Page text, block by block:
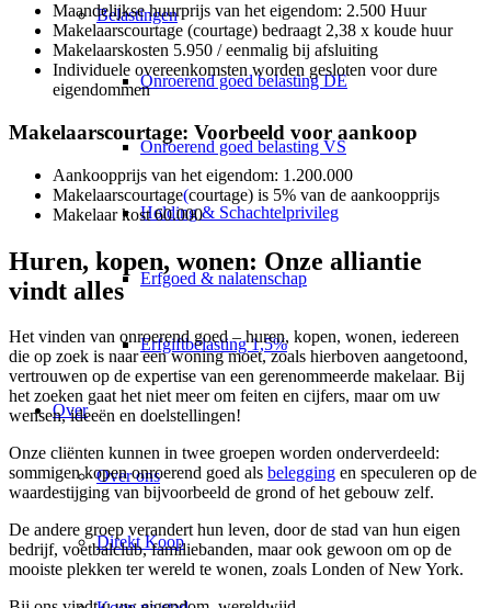
Belastingen
Onroerend goed belasting DE
Onroerend goed belasting VS
Holding & Schachtelprivileg
Erfgoed & nalatenschap
Erfgiftbelasting 1,5%
Over
Over ons
Direkt Koop
Maandelijkse huurprijs van het eigendom: 2.500 Huur
Makelaarscourtage (courtage) bedraagt 2,38 x koude huur
Makelaarskosten 5.950 / eenmalig bij afsluiting
Individuele overeenkomsten worden gesloten voor dure
eigendommen
Makelaarscourtage: Voorbeeld voor aankoop
Aankoopprijs van het eigendom: 1.200.000
Makelaarscourtage(courtage) is 5% van de aankoopprijs
Makelaar kost 60.000
Huren, kopen, wonen: Onze alliantie
vindt alles
Het vinden van onroerend goed – huren, kopen, wonen, iedereen
die op zoek is naar een woning moet, zoals hierboven aangetoond,
vertrouwen op de expertise van een gerenommeerde makelaar. Bij
het zoeken gaat het niet meer om feiten en cijfers, maar om uw
wensen, ideeën en doelstellingen!
Onze cliënten kunnen in twee groepen worden onderverdeeld:
sommigen kopen onroerend goed als belegging en speculeren op de
waardestijging van bijvoorbeeld de grond of het gebouw zelf.
De andere groep verandert hun leven, door de stad van hun eigen
bedrijf, voetbalclub, familiebanden, maar ook gewoon om op de
mooiste plekken ter wereld te wonen, zoals Londen of New York.